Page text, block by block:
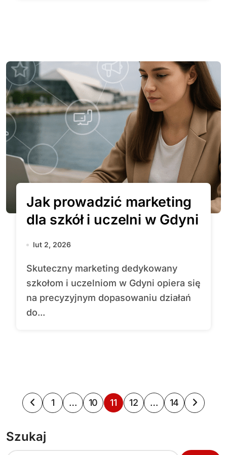
Jak prowadzić marketing
dla szkół i uczelni w Gdyni
lut 2, 2026
Skuteczny marketing dedykowany
szkołom i uczelniom w Gdyni opiera się
na precyzyjnym dopasowaniu działań
do...
S
r
1 … 10 11 12 … 14
Szukaj